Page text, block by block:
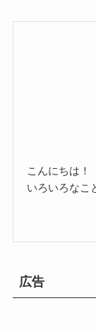
こんにちは！
いろいろなこ
広告